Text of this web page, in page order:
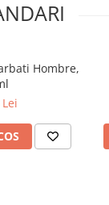
Hombre,